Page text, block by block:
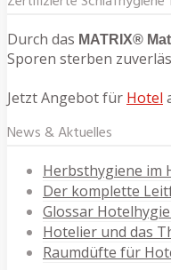
Durch das MATRIX®
Sporen sterben
Jetzt Angebot für Hotel
News & Aktuelles
Herbsthygiene im
Der komplette
Glossar
Hotelier und das
Raumdüfte für